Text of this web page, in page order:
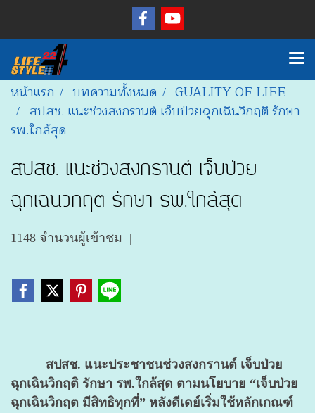
หน้าแรก บทความทั้งหมด
GUALITY OF LIFE
สปสช. แนะช่วงสงกรานต์ เจ็บป่วยฉุกเฉินวิกฤติ รักษา
รพ.ใกล้สุด
สปสช. แนะช่วงสงกรานต์ เจ็บป่วย
ฉุกเฉินวิกฤติ รักษา รพ.ใกล้สุด
1148 จำนวนผู้เข้าชม |
สปสช. แนะประชาชนช่วงสงกรานต์ เจ็บป่วย
ฉุกเฉินวิกฤติ รักษา รพ.ใกล้สุด ตามนโยบาย “เจ็บป่วย
ฉุกเฉินวิกฤต มีสิทธิทุกที่” หลังดีเดย์เริ่มใช้หลักเกณฑ์